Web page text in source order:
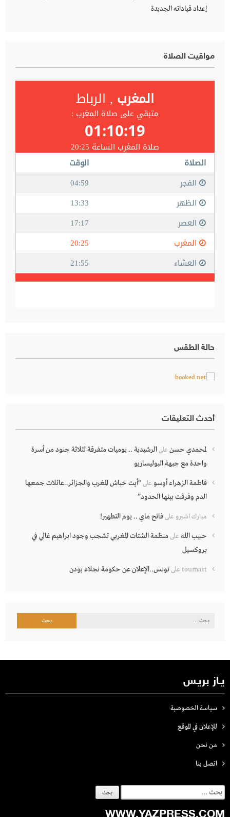
إعداد قياداته الجديدة
مواقيت الصلاة
حالة الطقس
أحدث التعليقات
لمحمدي حسن علىالرشيدية .. يوميات متفرقة لثلاثة جنود من أسرة
واحدة مع جبهة البوليساريو
فاطمة الزهراء أوسو على“أيت خباش المغرب والجزائر..عائلات جمعها
الدم وفرقت بينها الحدود”
مبارك اشبرو علىفاتح ماي .. يوم التطهير!
حبيب الله علىمنظمة الشتات المغربي تشجب وجود ابراهيم غالي في
بروكسيل
toumart علىتونس..الإعلان عن حكومة نجلاء بودن
البحث
يـاز بريـس
سياسة الخصوصية
للإعلان في الموقع
من نحن
اتصل بنـا
البحث
عن: